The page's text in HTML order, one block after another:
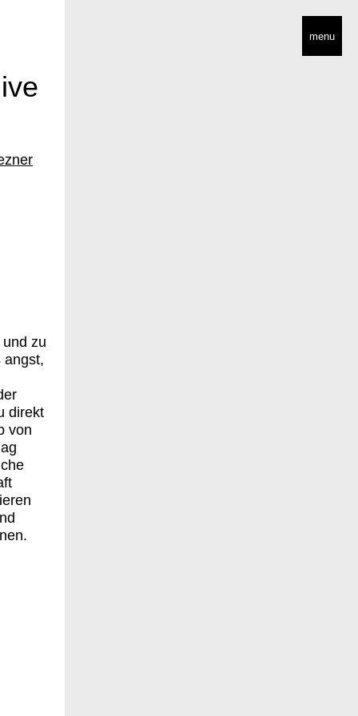
menu
zu
angst,
direkt
von